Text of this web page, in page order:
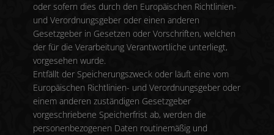
oder sofern dies durch den Europäischen Richtlinien-
und Verordnungsgeber oder einen anderen
Gesetzgeber in Gesetzen oder Vorschriften, welchen
der für die Verarbeitung Verantwortliche unterliegt,
vorgesehen wurde.
Entfällt der Speicherungszweck oder läuft eine vom
Europäischen Richtlinien- und Verordnungsgeber oder
einem anderen zuständigen Gesetzgeber
vorgeschriebene Speicherfrist ab, werden die
personenbezogenen Daten routinemäßig und